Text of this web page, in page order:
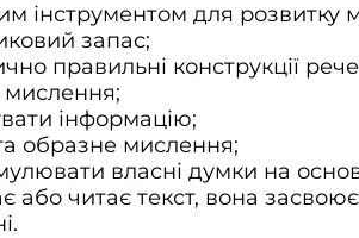
інструментом для розвитку
запас;
правильні конструкції
мислення;
інформацію;
образне мислення;
власні думки на
або читає текст, вона